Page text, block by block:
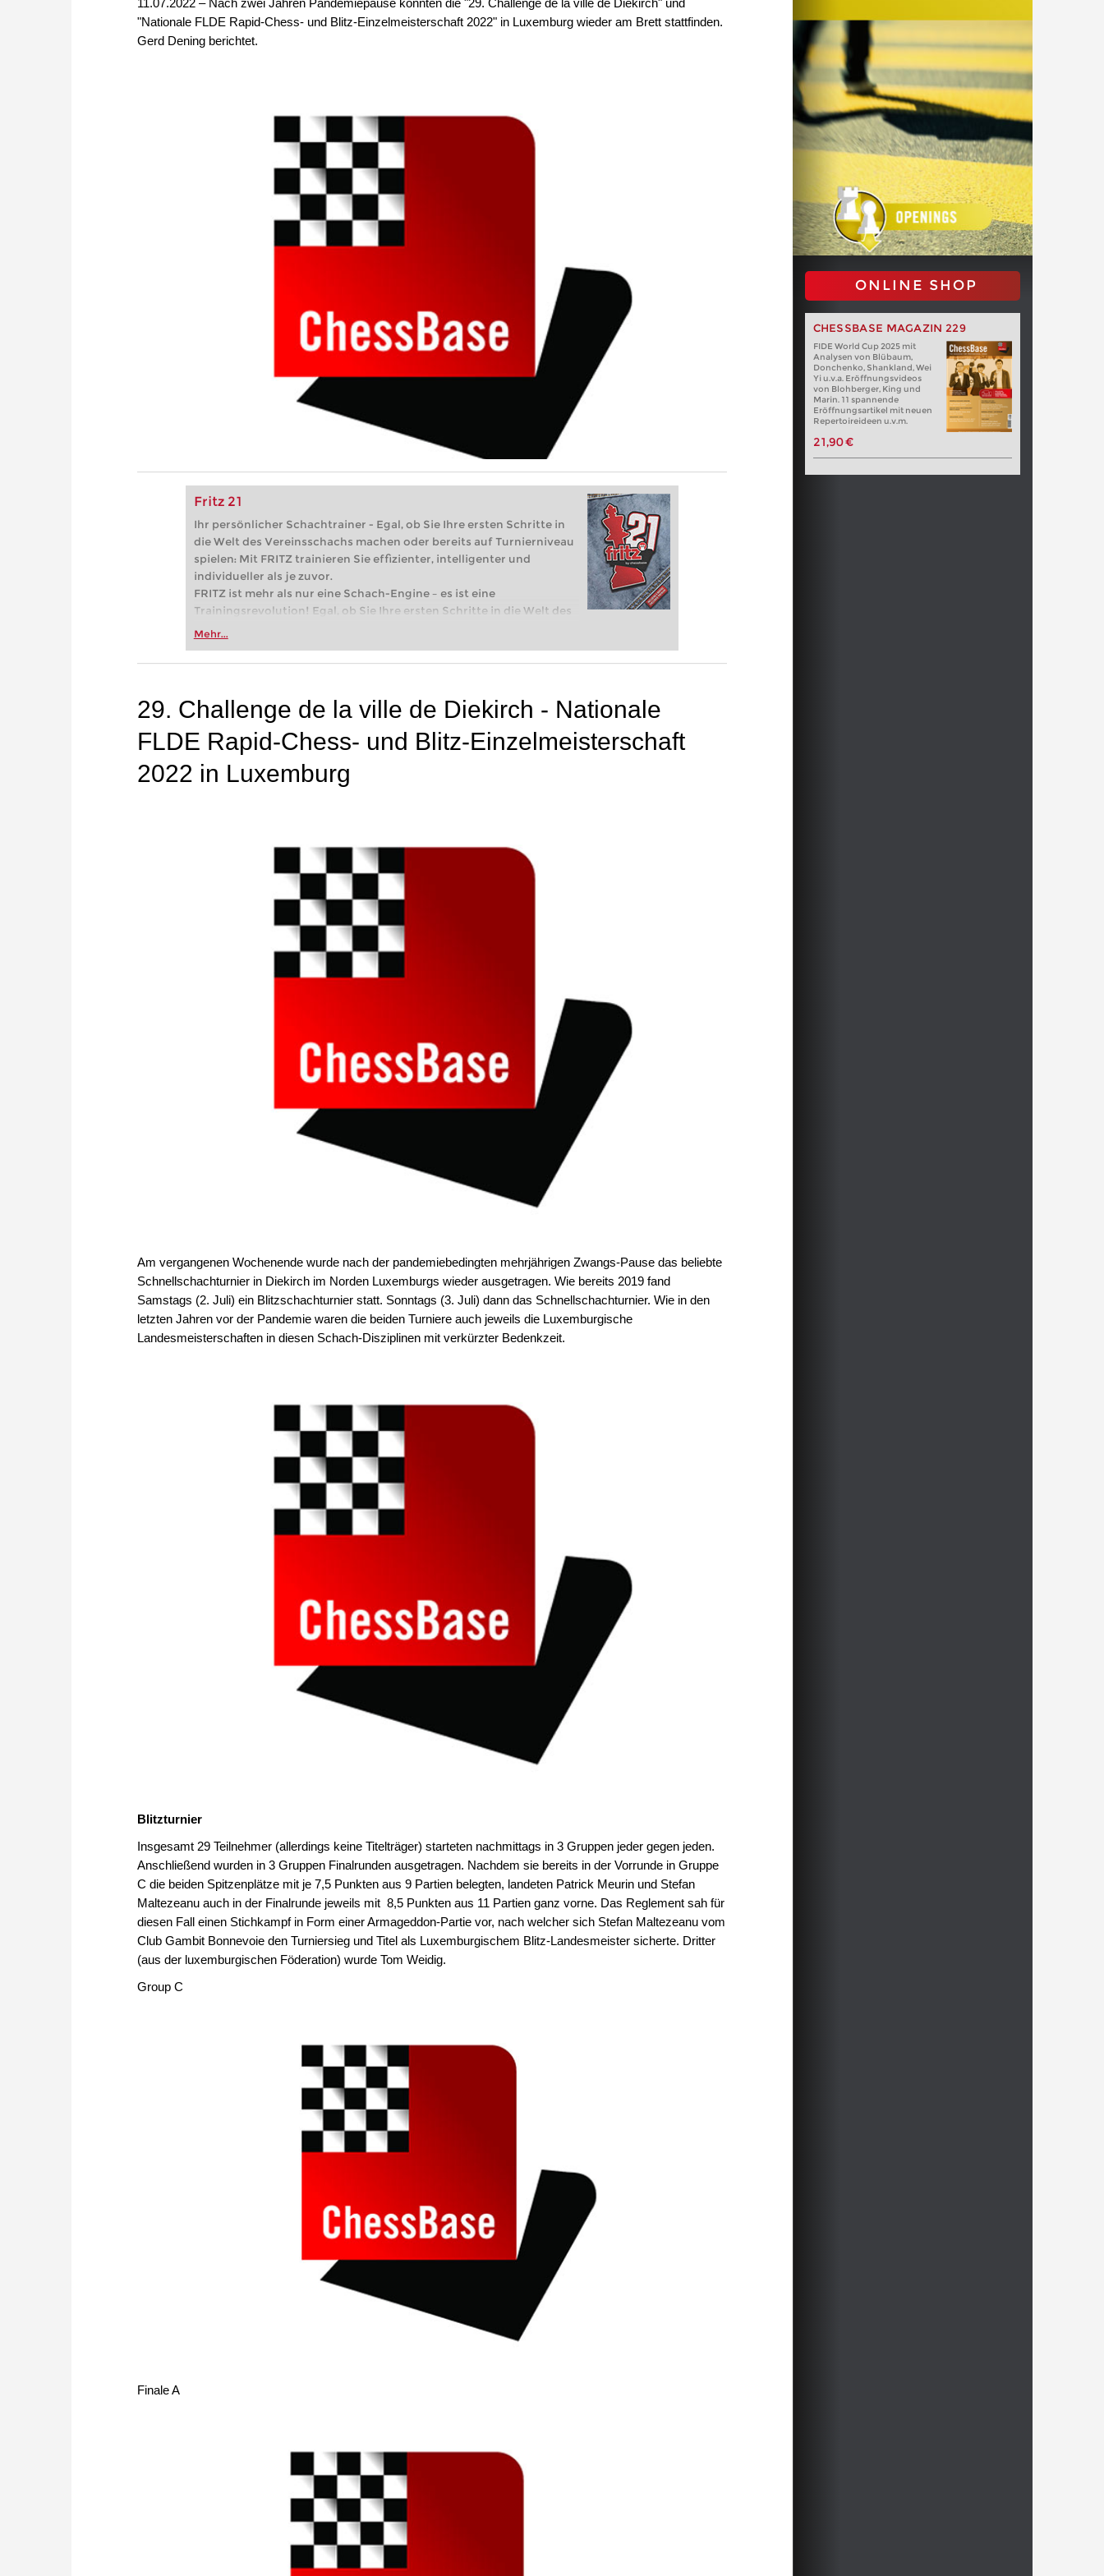
"Nationale FLDE Rapid-Chess- und Blitz-Einzelmeisterschaft 2022" in Luxemburg wieder am Brett stattfinden.
Gerd Dening berichtet.
Fritz 21
Ihr persönlicher Schachtrainer - Egal, ob Sie Ihre ersten Schritte in
die Welt des Vereinsschachs machen oder bereits auf Turnierniveau
spielen: Mit FRITZ trainieren Sie effizienter, intelligenter und
individueller als je zuvor.
FRITZ ist mehr als nur eine Schach-Engine – es ist eine
Trainingsrevolution! Egal, ob Sie Ihre ersten Schritte in die Welt des
Vereinsschachs machen oder bereits auf Turnierniveau spielen: Mit
zuvor.
Mehr...
ONLINE SHOP
CHESSBASE MAGAZIN 229
FIDE World Cup 2025 mit
Analysen von Blübaum,
Donchenko, Shankland, Wei
Yi u.v.a. Eröffnungsvideos
von Blohberger, King und
Marin. 11 spannende
Eröffnungsartikel mit neuen
Repertoireideen u.v.m.
21,90 €
29. Challenge de la ville de Diekirch - Nationale
FLDE Rapid-Chess- und Blitz-Einzelmeisterschaft
2022 in Luxemburg
Am vergangenen Wochenende wurde nach der pandemiebedingten mehrjährigen Zwangs-Pause das beliebte
Schnellschachturnier in Diekirch im Norden Luxemburgs wieder ausgetragen. Wie bereits 2019 fand
Samstags (2. Juli) ein Blitzschachturnier statt. Sonntags (3. Juli) dann das Schnellschachturnier. Wie in den
letzten Jahren vor der Pandemie waren die beiden Turniere auch jeweils die Luxemburgische
Landesmeisterschaften in diesen Schach-Disziplinen mit verkürzter Bedenkzeit.
Blitzturnier
Insgesamt 29 Teilnehmer (allerdings keine Titelträger) starteten nachmittags in 3 Gruppen jeder gegen jeden.
Anschließend wurden in 3 Gruppen Finalrunden ausgetragen. Nachdem sie bereits in der Vorrunde in Gruppe
C die beiden Spitzenplätze mit je 7,5 Punkten aus 9 Partien belegten, landeten Patrick Meurin und Stefan
Maltezeanu auch in der Finalrunde jeweils mit 8,5 Punkten aus 11 Partien ganz vorne. Das Reglement sah für
diesen Fall einen Stichkampf in Form einer Armageddon-Partie vor, nach welcher sich Stefan Maltezeanu vom
Club Gambit Bonnevoie den Turniersieg und Titel als Luxemburgischem Blitz-Landesmeister sicherte. Dritter
(aus der luxemburgischen Föderation) wurde Tom Weidig.
Group C
Finale A